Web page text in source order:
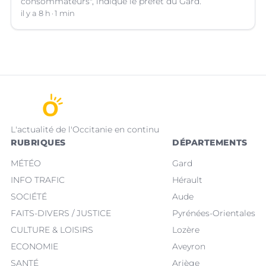
il y a 8 h 1 min
L'actualité de l'Occitanie en continu
RUBRIQUES
MÉTÉO
INFO TRAFIC
SOCIÉTÉ
FAITS-DIVERS / JUSTICE
CULTURE & LOISIRS
ECONOMIE
SANTÉ
DÉPARTEMENTS
Gard
Hérault
Aude
Pyrénées-Orientales
Lozère
Aveyron
Ariège